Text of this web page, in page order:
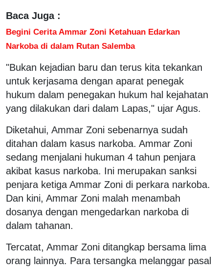
Baca Juga :
Begini Cerita Ammar Zoni Ketahuan Edarkan
Narkoba di dalam Rutan Salemba
"Bukan kejadian baru dan terus kita tekankan
untuk kerjasama dengan aparat penegak
hukum dalam penegakan hukum hal kejahatan
yang dilakukan dari dalam Lapas," ujar Agus.
Diketahui, Ammar Zoni sebenarnya sudah
ditahan dalam kasus narkoba. Ammar Zoni
sedang menjalani hukuman 4 tahun penjara
akibat kasus narkoba. Ini merupakan sanksi
penjara ketiga Ammar Zoni di perkara narkoba.
Dan kini, Ammar Zoni malah menambah
dosanya dengan mengedarkan narkoba di
dalam tahanan.
Tercatat, Ammar Zoni ditangkap bersama lima
orang lainnya. Para tersangka melanggar pasal